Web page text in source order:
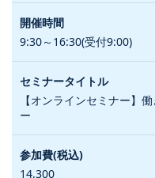
9:30～16:30(受付9:00)
【オンラインセミナー】
ー
14,300